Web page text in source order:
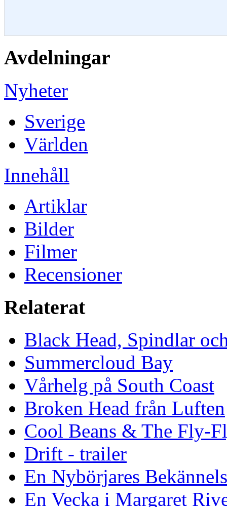
Avdelningar
Nyheter
Sverige
Världen
Innehåll
Artiklar
Bilder
Filmer
Recensioner
Relaterat
Black Head, Spindlar
Summercloud Bay
Vårhelg på South Coast
Broken Head från Luften
Cool Beans & The Fly-
Drift - trailer
En Nybörjares
En Vecka i Margaret